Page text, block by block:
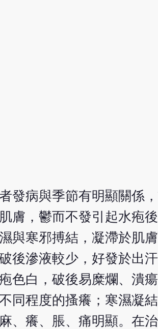
發病與季節有明顯關係
膚，鬱而不發引起水疱
與寒邪搏結，凝滯於肌
後滲液較少，好發於出
色白，破後易糜爛、潰
同程度的搔癢；寒濕凝
、癢、脹、痛明顯。在